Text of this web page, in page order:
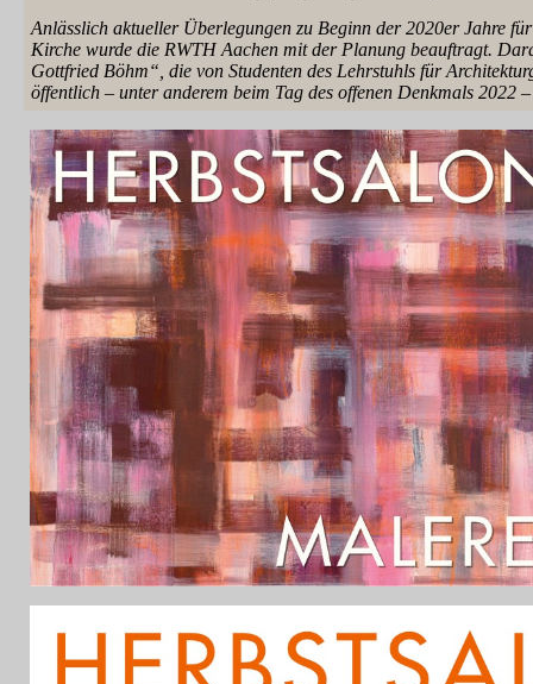
Anlässlich aktueller Überlegungen zu Beginn der 2020er Jahre
Kirche wurde die RWTH Aachen mit der Planung beauftragt.
Gottfried Böhm“, die von Studenten des Lehrstuhls für
öffentlich – unter anderem beim Tag des offenen Denkmals 2022